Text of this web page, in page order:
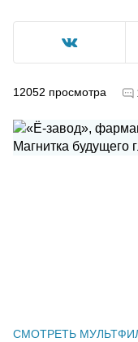
12052 просмотра
СМОТРЕТЬ